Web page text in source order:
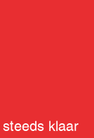
klaar